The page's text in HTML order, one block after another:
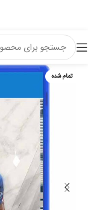
تمام شده